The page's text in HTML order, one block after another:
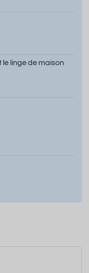
linge de maison